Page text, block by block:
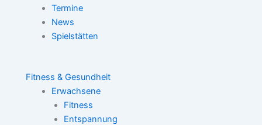
Termine
News
Spielstätten
Fitness & Gesundheit
Erwachsene
Fitness
Entspannung